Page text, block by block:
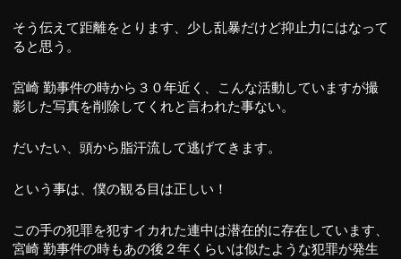
そう伝えて距離をとります、少し乱暴だけど抑止力にはなって
ると思う。
宮崎 勤事件の時から３０年近く、こんな活動していますが撮
影した写真を削除してくれと言われた事ない。
だいたい、頭から脂汗流して逃げてきます。
という事は、僕の観る目は正しい！
この手の犯罪を犯すイカれた連中は潜在的に存在しています、
宮崎 勤事件の時もあの後２年くらいは似たような犯罪が発生